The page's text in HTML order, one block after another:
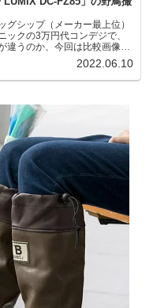
グシップ（メーカー最上位）
ックの3万円代コンデジで、
違うのか、今回は比較画像を
ンデジを愛用しているのです
ス「OM-1」を使い始めたと
...
2022.06.10